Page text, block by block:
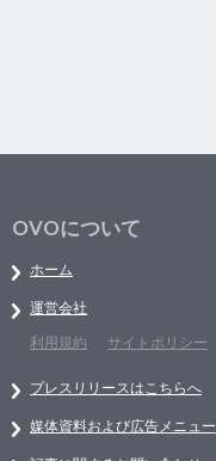
OVOについて
ホーム
運営会社
利用規約
サイトポリシー
プレスリリースはこちらへ
媒体資料および広告メニュー